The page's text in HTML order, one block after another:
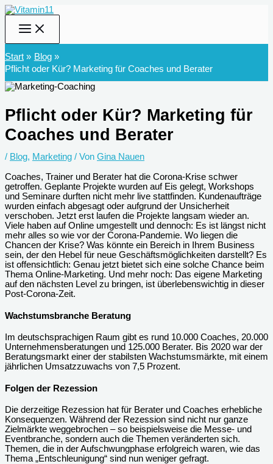
Zum
Inhalt
springen
Start
Blog
Pflicht oder Kür? Marketing für Coaches und Berater
Pflicht oder Kür? Marketing für
Coaches und Berater
/ Blog, Marketing / Von Gina Nauen
Coaches, Trainer und Berater hat die Corona-Krise schwer
getroffen. Geplante Projekte wurden auf Eis gelegt, Workshops
und Seminare durften nicht mehr live stattfinden. Kundenaufträge
wurden einfach abgesagt oder aufgrund der Unsicherheit
verschoben. Jetzt erst laufen die Projekte langsam wieder an.
Viele haben auf Online umgestellt und dennoch: Es ist längst nicht
mehr alles so wie vor der Corona-Pandemie. Wo liegen die
Chancen der Krise? Was könnte ein Bereich in Ihrem Business
sein, der den Hebel für neue Geschäftsmöglichkeiten darstellt? Es
ist offensichtlich: Genau jetzt bietet sich eine solche Chance beim
Thema Online-Marketing. Und mehr noch: Das eigene Marketing
auf den nächsten Level zu bringen, ist überlebenswichtig in dieser
Post-Corona-Zeit.
Wachstumsbranche Beratung
Im deutschsprachigen Raum gibt es rund 10.000 Coaches, 20.000
Unternehmensberatungen und 125.000 Berater. Bis 2020 war der
Beratungsmarkt einer der stabilsten Wachstumsmärkte, mit einem
jährlichen Umsatzzuwachs von 7,5 Prozent.
Folgen der Rezession
Die derzeitige Rezession hat für Berater und Coaches erhebliche
Konsequenzen. Während der Rezession sind nicht nur ganze
Zielmärkte weggebrochen – so beispielsweise die Messe- und
Eventbranche, sondern auch die Themen veränderten sich.
Themen, die in der Aufschwungphase erfolgreich waren, wie das
Thema „Entschleunigung“ sind nun weniger gefragt.